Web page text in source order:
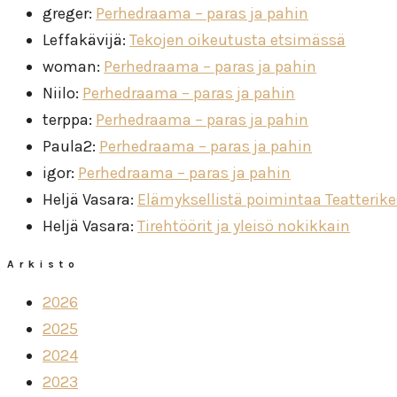
greger: Perhedraama – paras ja pahin
Leffakävijä: Tekojen oikeutusta etsimässä
woman: Perhedraama – paras ja pahin
Niilo: Perhedraama – paras ja pahin
terppa: Perhedraama – paras ja pahin
Paula2: Perhedraama – paras ja pahin
igor: Perhedraama – paras ja pahin
Heljä Vasara: Elämyksellistä poimintaa
Heljä Vasara: Tirehtöörit ja yleisö nokikkain
Arkisto
2026
2025
2024
2023